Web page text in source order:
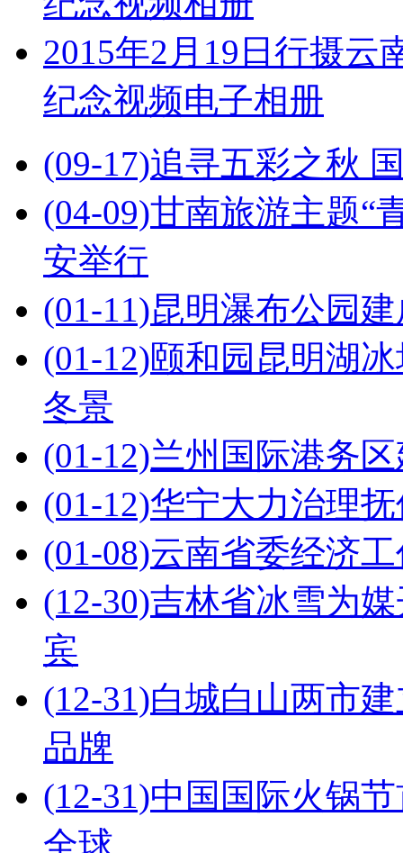
2015年2月19日行摄云
纪念视频电子相册
(09-17)追寻五彩之秋
(04-09)甘南旅游主题“
安举行
(01-11)昆明瀑布公园
(01-12)颐和园昆明湖
冬景
(01-12)兰州国际港务
(01-12)华宁大力治理
(01-08)云南省委经济
(12-30)吉林省冰雪为
宾
(12-31)白城白山两市
品牌
(12-31)中国国际火锅
全球